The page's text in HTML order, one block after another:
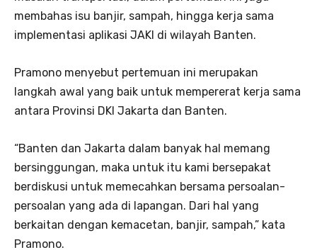
membahas isu banjir, sampah, hingga kerja sama
implementasi aplikasi JAKI di wilayah Banten.
Pramono menyebut pertemuan ini merupakan
langkah awal yang baik untuk mempererat kerja sama
antara Provinsi DKI Jakarta dan Banten.
“Banten dan Jakarta dalam banyak hal memang
bersinggungan, maka untuk itu kami bersepakat
berdiskusi untuk memecahkan bersama persoalan-
persoalan yang ada di lapangan. Dari hal yang
berkaitan dengan kemacetan, banjir, sampah,” kata
Pramono.